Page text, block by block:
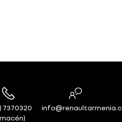
7370320